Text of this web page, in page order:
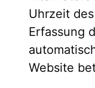
Uhrzeit
Erfassung
Website